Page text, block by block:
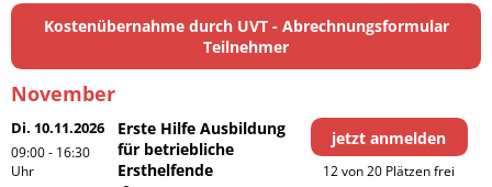
Kostenübernahme durch UVT - Abrechnungsformular
Teilnehmer
November
Di. 10.11.2026
09:00 - 16:30
Uhr
Erste Hilfe Ausbildung
für betriebliche
Ersthelfende
jetzt anmelden
12 von 20 Plätzen frei